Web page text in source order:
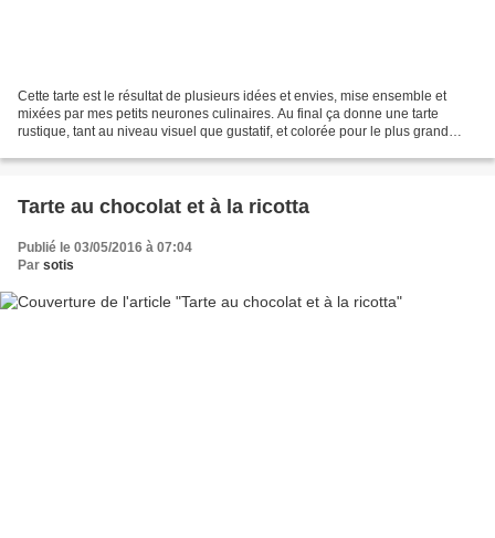
Cette tarte est le résultat de plusieurs idées et envies, mise ensemble et
mixées par mes petits neurones culinaires. Au final ça donne une tarte
rustique, tant au niveau visuel que gustatif, et colorée pour le plus grand
Tarte au chocolat et à la ricotta
Publié le 03/05/2016 à 07:04
Par sotis